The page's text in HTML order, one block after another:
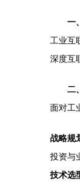
一
工业互
深度互
二
面对工
战略规
投资与
技术选